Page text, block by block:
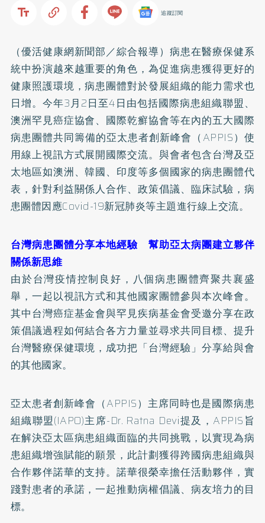
追蹤訂閱
（優活健康網新聞部／綜合報導）病患在醫療保健系
統中扮演越來越重要的角色，為促進病患獲得更好的
健康照護環境，病患團體對於發展組織的能力需求也
日增。今年3月2日至4日由包括國際病患組織聯盟、
澳洲罕見癌症協會、國際乾癬協會等在內的五大國際
病患團體共同籌備的亞太患者創新峰會（APPIS）使
用線上視訊方式展開國際交流。與會者包含台灣及亞
太地區如澳洲、韓國、印度等多個國家的病患團體代
表，針對利益關係人合作、政策倡議、臨床試驗，病
患團體因應Covid-19新冠肺炎等主題進行線上交流。
台灣病患團體分享本地經驗 幫助亞太病團建立夥伴
關係新思維
由於台灣疫情控制良好，八個病患團體齊聚共襄盛
舉，一起以視訊方式和其他國家團體參與本次峰會。
其中台灣癌症基金會與罕見疾病基金會受邀分享在政
策倡議過程如何結合各方力量並尋求共同目標、提升
台灣醫療保健環境，成功把「台灣經驗」分享給與會
的其他國家。
亞太患者創新峰會（APPIS）主席同時也是國際病患
組織聯盟(IAPO)主席-Dr. Ratna Devi提及，APPIS旨
在解決亞太區病患組織面臨的共同挑戰，以實現為病
患組織增強賦能的願景，此計劃獲得跨國病患組織與
合作夥伴諾華的支持。諾華很榮幸擔任活動夥伴，實
踐對患者的承諾，一起推動病權倡議、病友培力的目
標。